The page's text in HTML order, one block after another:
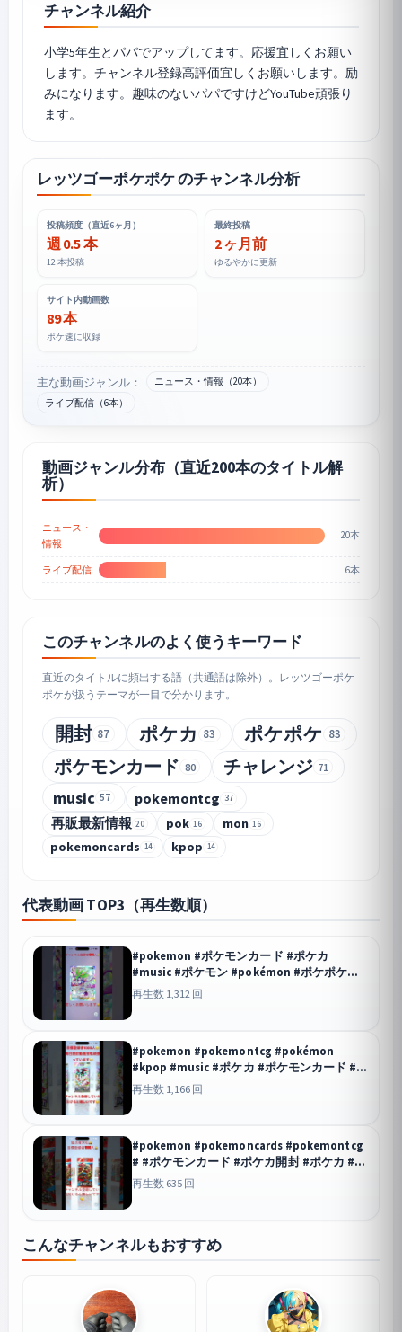
チャンネル紹介
小学5年生とパパでアップしてます。応援宜しくお願い
します。チャンネル登録高評価宜しくお願いします。励
みになります。趣味のないパパですけどYouTube頑張り
ます。
レッツゴーポケポケ のチャンネル分析
投稿頻度（直近6ヶ月）
週 0.5 本
12 本投稿
最終投稿
2 ヶ月前
ゆるやかに更新
サイト内動画数
89 本
ポケ速に収録
主な動画ジャンル：
ニュース・情報（20本）
ライブ配信（6本）
動画ジャンル分布（直近200本のタイトル解
析）
ニュース・
情報
20本
ライブ配信 6本
このチャンネルのよく使うキーワード
直近のタイトルに頻出する語（共通語は除外）。レッツゴーポケ
ポケが扱うテーマが一目で分かります。
開封 87 ポケカ 83 ポケポケ 83
ポケモンカード 80 チャレンジ 71
music 57 pokemontcg 37
再販最新情報 20 pok 16 mon 16
pokemoncards 14 kpop 14
代表動画 TOP3（再生数順）
#pokemon #ポケモンカード #ポケカ
#music #ポケモン #pokémon #ポケポケ開
封チャレンジ #ポケモンsv #ポケモンgo #ポ
ケカ開封 #pokemoncards
再生数 1,312 回
#pokemon #pokemontcg #pokémon
#kpop #music #ポケカ #ポケモンカード #ポ
ケモン #ポケポケ開封チャレンジ #ポケカ開
封 #ポケモンgo #ポケモンsv
再生数 1,166 回
#pokemon #pokemoncards #pokemontcg
# #ポケモンカード #ポケカ開封 #ポケカ #ポ
ケモン #music #pokémon #ポケモンgo #ポ
ケポケ開封チャレンジ
再生数 635 回
こんなチャンネルもおすすめ